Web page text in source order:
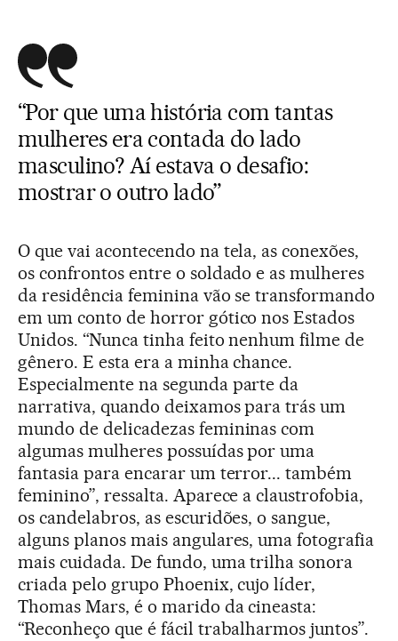
“Por que uma história com tantas
mulheres era contada do lado
masculino? Aí estava o desafio:
mostrar o outro lado”
O que vai acontecendo na tela, as conexões,
os confrontos entre o soldado e as mulheres
da residência feminina vão se transformando
em um conto de horror gótico nos Estados
Unidos. “Nunca tinha feito nenhum filme de
gênero. E esta era a minha chance.
Especialmente na segunda parte da
narrativa, quando deixamos para trás um
mundo de delicadezas femininas com
algumas mulheres possuídas por uma
fantasia para encarar um terror... também
feminino”, ressalta. Aparece a claustrofobia,
os candelabros, as escuridões, o sangue,
alguns planos mais angulares, uma fotografia
mais cuidada. De fundo, uma trilha sonora
criada pelo grupo Phoenix, cujo líder,
Thomas Mars, é o marido da cineasta:
“Reconheço que é fácil trabalharmos juntos”.